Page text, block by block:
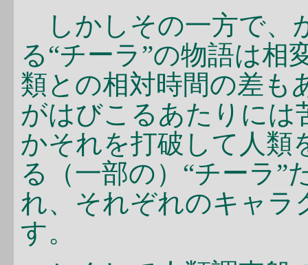
しかしその一方で、
る“チーラ”の物語は相
類との相対時間の差も
がはびこるあたりには
かそれを打破して人類
る（一部の）“チーラ”
れ、それぞれのキャラ
す。